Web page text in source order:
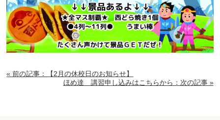
« 前の記事：【2月の休校日のお知らせ】
ほめ達 講習申し込みはこちらから：次の記事 »